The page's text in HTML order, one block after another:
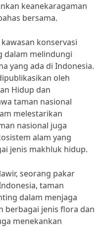
keanekaragaman
bersama.
konservasi
dalam melindungi
yang ada di Indonesia.
oleh
Hidup dan
taman nasional
melestarikan
nasional juga
alam yang
jenis makhluk hidup.
seorang pakar
taman
dalam menjaga
berbagai jenis flora dan
menekankan